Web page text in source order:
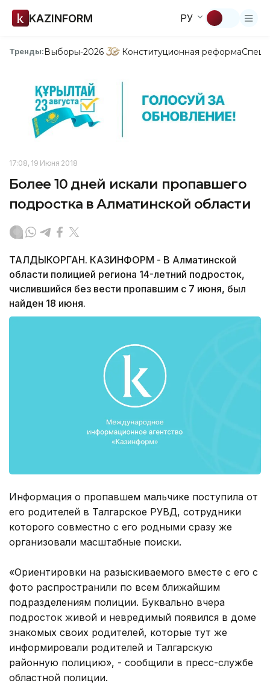
KAZINFORM РУ
Тренды:Выборы-2026 Конституционная реформа
17:08, 19 Июня 2018
Более 10 дней искали пропавшего
подростка в Алматинской области
ТАЛДЫКОРГАН. КАЗИНФОРМ - В Алматинской
области полицией региона 14-летний подросток,
числившийся без вести пропавшим с 7 июня, был
найден 18 июня.
Информация о пропавшем мальчике поступила от
его родителей в Талгарское РУВД, сотрудники
которого совместно с его родными сразу же
организовали масштабные поиски.
«Ориентировки на разыскиваемого вместе с его с
фото распространили по всем ближайшим
подразделениям полиции. Буквально вчера
подросток живой и невредимый появился в доме
знакомых своих родителей, которые тут же
информировали родителей и Талгарскую
районную полицию», - сообщили в пресс-службе
областной полиции.